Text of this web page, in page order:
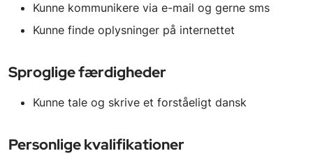
Kunne kommunikere via e-mail og gerne sms
Kunne finde oplysninger på internettet
Sproglige færdigheder
Kunne tale og skrive et forståeligt dansk
Personlige kvalifikationer